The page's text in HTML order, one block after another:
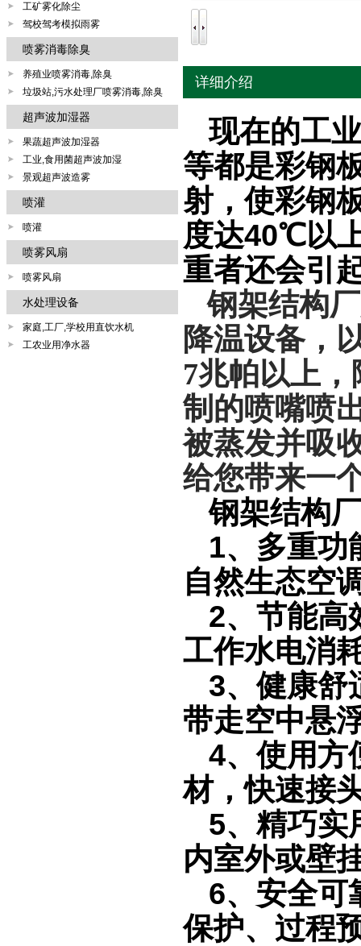
工矿雾化除尘
驾校驾考模拟雨雾
喷雾消毒除臭
养殖业喷雾消毒,除臭
垃圾站,污水处理厂喷雾消毒,除臭
超声波加湿器
果蔬超声波加湿器
工业,食用菌超声波加湿
景观超声波造雾
喷灌
喷灌
喷雾风扇
喷雾风扇
水处理设备
家庭,工厂,学校用直饮水机
工农业用净水器
详细介绍
现在的工
等都是彩钢
射，使彩钢
度达40℃以
重者还会引
钢架结构
降温设备，
7兆帕以上
制的喷嘴喷
被蒸发并吸
给您带来一
钢架结构
1、多重功
自然生态空
2、节能高
工作水电消
3、健康舒
带走空中悬
4、使用方
材，快速接
5、精巧实
内室外或壁
6、安全可
保护、过程